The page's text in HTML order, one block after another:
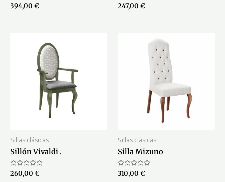
Valorado
con
394,00 €
Valorado
con
247,00 €
Sillas clásicas
Sillón Vivaldi .
Valorado
con
260,00 €
Sillas clásicas
Silla Mizuno
Valorado
con
310,00 €